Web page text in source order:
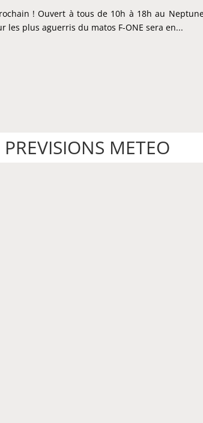
! Ouvert à tous de 10h à 18h au
plus aguerris du matos F-ONE sera en...
PREVISIONS METEO